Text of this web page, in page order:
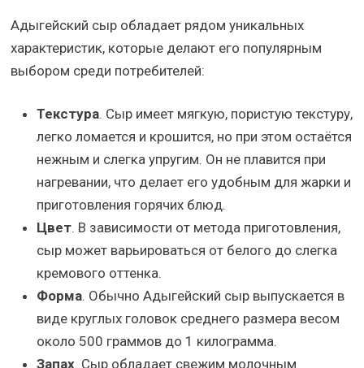
Адыгейский сыр обладает рядом уникальных
характеристик, которые делают его популярным
выбором среди потребителей:
Текстура. Сыр имеет мягкую, пористую текстуру,
легко ломается и крошится, но при этом остаётся
нежным и слегка упругим. Он не плавится при
нагревании, что делает его удобным для жарки и
приготовления горячих блюд.
Цвет. В зависимости от метода приготовления,
сыр может варьироваться от белого до слегка
кремового оттенка.
Форма. Обычно Адыгейский сыр выпускается в
виде круглых головок среднего размера весом
около 500 граммов до 1 килограмма.
Запах. Сыр обладает свежим молочным